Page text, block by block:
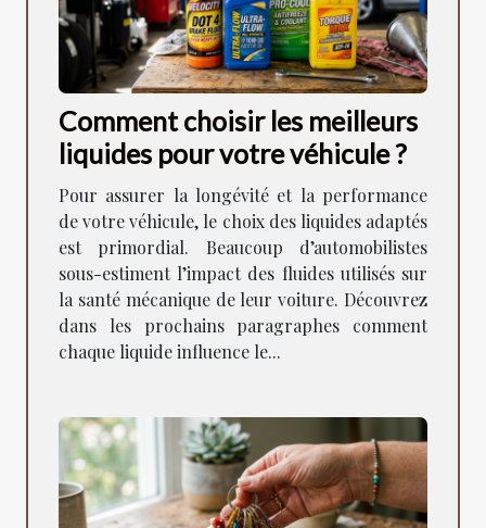
Comment choisir les meilleurs
liquides pour votre véhicule ?
Pour assurer la longévité et la performance
de votre véhicule, le choix des liquides adaptés
est primordial. Beaucoup d’automobilistes
sous-estiment l’impact des fluides utilisés sur
la santé mécanique de leur voiture. Découvrez
dans les prochains paragraphes comment
chaque liquide influence le...